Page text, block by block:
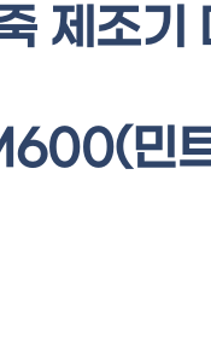
제조기
민